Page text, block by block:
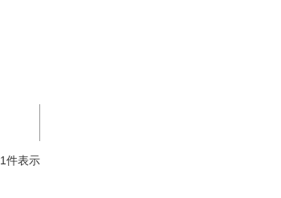
1件表示
ロエさん
お取引が出来ま
よろしくお願い
。